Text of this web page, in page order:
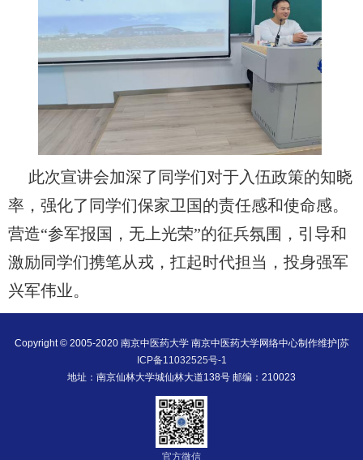
此次宣讲会加深了同学们对于入伍政策的知晓
率，强化了同学们保家卫国的责任感和使命感。
营造“参军报国，无上光荣”的征兵氛围，引导和
激励同学们携笔从戎，扛起时代担当，投身强军
兴军伟业。
Copyright © 2005-2020 南京中医药大学 南京中医药大学网络中心制作维护|苏
ICP备11032525号-1
地址：南京仙林大学城仙林大道138号 邮编：210023
官方微信